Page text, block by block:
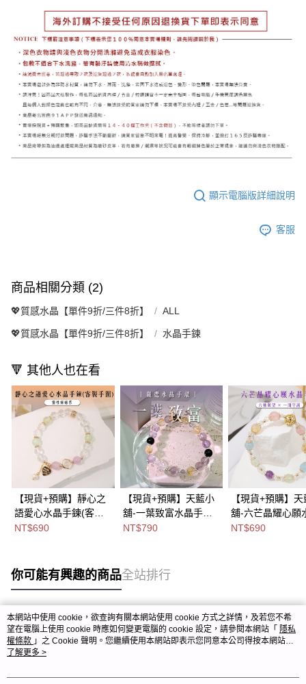
顯示電腦版詳細說明
客服
商品相關分類 (2)
💖質感水晶【單件9折/三件8折】 ALL
💖質感水晶【單件9折/三件8折】 水晶手鍊
🔻 其他人也在看
【現貨+預購】靜心之
語愛心水晶手鍊(客製
手圍)-單1款
NT$690
【現貨+預購】天藍小
舖-一葉致富水晶手環
(客製手圍)-單1款
NT$790
【現貨+預購】
舖-六芒晶耀心願
手鍊(客製手圍)-
NT$690
你可能有興趣的商品全站排行
熱門標籤
本網站中使用 cookie，欲查詢有關本網站使用 cookie 方式之詳情，及若您不希
望在電腦上使用 cookie 時應如何變更電腦的 cookie 設定，請參閱本網站「 隱私
權條款 」之 Cookie 聲明。您繼續使用本網站即表示您同意本公司得按本網站使
用條款之 Cookie 聲明使用 cookie。
了解更多 >